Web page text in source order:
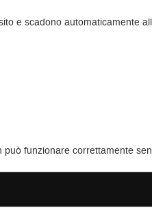
e scadono automaticamente
funzionare correttamente